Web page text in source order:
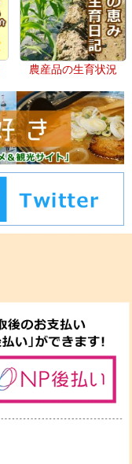
農産品の生育状況